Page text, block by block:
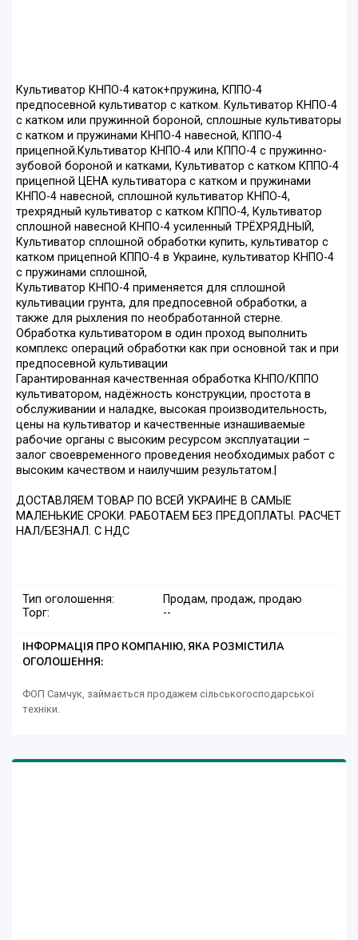
Культиватор КНПО-4 каток+пружина, КППО-4
предпосевной культиватор с катком. Культиватор КНПО-4
с катком или пружинной бороной, сплошные культиваторы
с катком и пружинами КНПО-4 навесной, КППО-4
прицепной.Культиватор КНПО-4 или КППО-4 с пружинно-
зубовой бороной и катками, Культиватор с катком КППО-4
прицепной ЦЕНА культиватора с катком и пружинами
КНПО-4 навесной, сплошной культиватор КНПО-4,
трехрядный культиватор с катком КППО-4, Культиватор
сплошной навесной КНПО-4 усиленный ТРЁХРЯДНЫЙ,
Культиватор сплошной обработки купить, культиватор с
катком прицепной КППО-4 в Украине, культиватор КНПО-4
с пружинами сплошной,
Культиватор КНПО-4 применяется для сплошной
культивации грунта, для предпосевной обработки, а
также для рыхления по необработанной стерне.
Обработка культиватором в один проход выполнить
комплекс операций обработки как при основной так и при
предпосевной культивации
Гарантированная качественная обработка КНПО/КППО
культиватором, надёжность конструкции, простота в
обслуживании и наладке, высокая производительность,
цены на культиватор и качественные изнашиваемые
рабочие органы с высоким ресурсом эксплуатации –
залог своевременного проведения необходимых работ с
высоким качеством и наилучшим результатом.|
ДОСТАВЛЯЕМ ТОВАР ПО ВСЕЙ УКРАИНЕ В САМЫЕ
МАЛЕНЬКИЕ СРОКИ. РАБОТАЕМ БЕЗ ПРЕДОПЛАТЫ. РАСЧЕТ
НАЛ/БЕЗНАЛ. С НДС
Тип оголошення:
Продам, продаж, продаю
Торг:
--
ІНФОРМАЦІЯ ПРО КОМПАНІЮ, ЯКА РОЗМІСТИЛА
ОГОЛОШЕННЯ:
ФОП Самчук, займається продажем сільськогосподарської
техніки.